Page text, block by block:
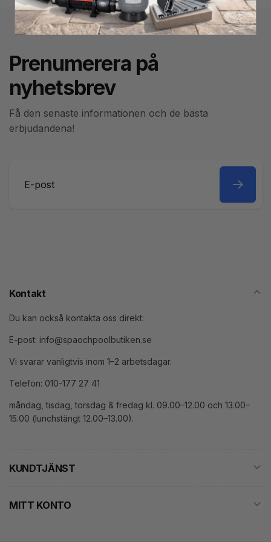
Prenumerera på
nyhetsbrev
Få den senaste informationen och de bästa
erbjudandena!
Kontakt
Du kan också kontakta oss direkt:
E-post: info@spaochpoolbutiken.se
Vi svarar vanligtvis inom 1–2 arbetsdagar.
Telefon: 010-177 27 41
måndag, tisdag, torsdag & fredag kl. 09.00–12.00 och 13.00–
15.00 (lunchstängt 12.00–13.00).
KUNDTJÄNST
MITT KONTO